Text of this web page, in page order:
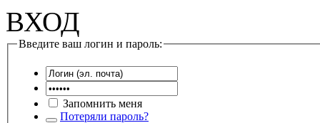
ВХОД
Введите ваш логин и пароль:
Запомнить меня
Потеряли пароль?